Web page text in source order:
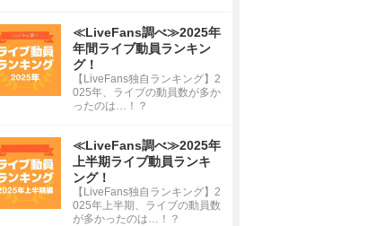
≪LiveFans調べ≫2025年
年間ライブ動員ランキン
グ！
【LiveFans独自ランキング】2
025年、ライブの動員数が多か
ったのは…！？
≪LiveFans調べ≫2025年
上半期ライブ動員ランキ
ング！
【LiveFans独自ランキング】2
025年上半期、ライブの動員数
が多かったのは…！？